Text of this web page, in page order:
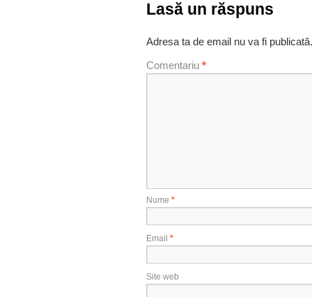
Lasă un răspuns
Adresa ta de email nu va fi publicată.
Comentariu *
Nume *
Email *
Site web